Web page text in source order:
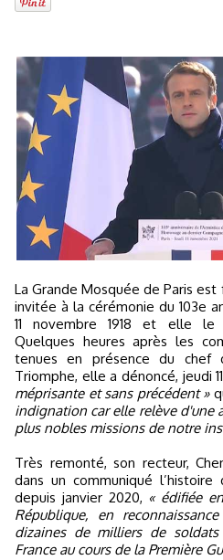
La Grande Mosquée de Paris est furieuse de ne pas avoir été
invitée à la cérémonie du 103e
11 novembre 1918 et elle le
Quelques heures après les
tenues en présence du chef
Triomphe, elle a dénoncé, jeudi
méprisante et sans précédent »
indignation car elle relève d'une
plus nobles missions de notre
Très remonté, son recteur,
dans un communiqué
depuis janvier 2020, « édifiée
République, en
dizaines de milliers de
France au cours de la Première